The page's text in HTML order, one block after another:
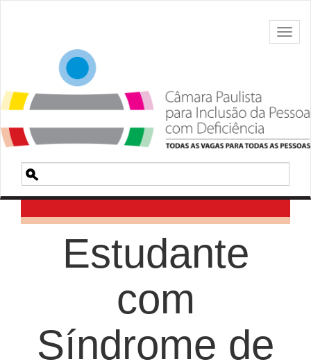
Pesquisa
Estudante
com
Síndrome de